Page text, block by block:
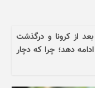
از کرونا و درگذشت
دهد؛ چرا که دچار